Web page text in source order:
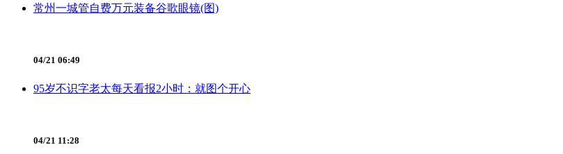
常州一城管自费万元装备谷歌眼镜(图)
04/21 06:49
95岁不识字老太每天看报2小时：就图个开心
04/21 11:28